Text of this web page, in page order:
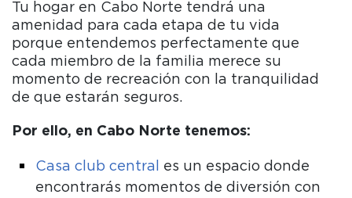
Tu hogar en Cabo Norte tendrá una
amenidad para cada etapa de tu vida
porque entendemos perfectamente que
cada miembro de la familia merece su
momento de recreación con la tranquilidad
de que estarán seguros.
Por ello, en Cabo Norte tenemos:
Casa club central
es un espacio donde
encontrarás momentos de diversión con